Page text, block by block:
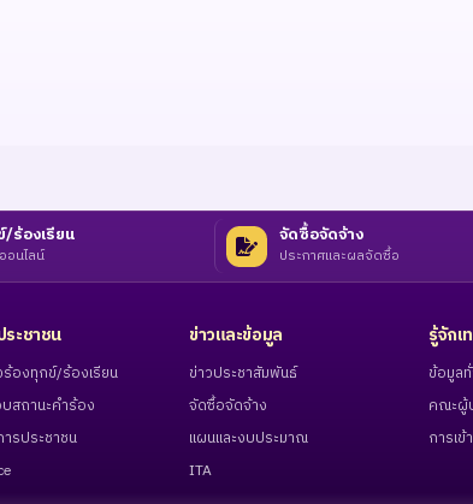
ร้องเรียน
อนไลน์
จัดซื้อจัดจ้าง
ประกาศและผลจัดซื้อ
ระชาชน
ร้องทุกข์/ร้องเรียน
สถานะคำร้อง
รประชาชน
ข่าวและข้อมูล
ข่าวประชาสัมพันธ์
จัดซื้อจัดจ้าง
แผนและงบประมาณ
ITA
รู้จักเ
ข้อมูล
คณะผู้
การเข้